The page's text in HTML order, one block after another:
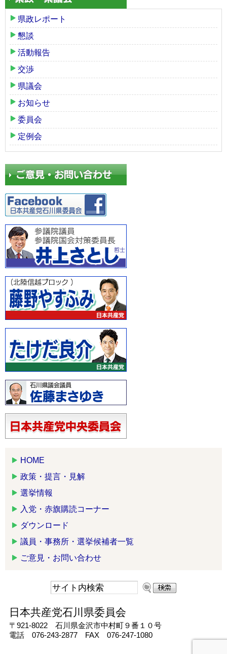
県政レポート
懇談
活動報告
交渉
県議会
お知らせ
委員会
定例会
HOME
政策・提言・見解
選挙情報
入党・赤旗購読コーナー
ダウンロード
議員・事務所・選挙候補者一覧
ご意見・お問い合わせ
日本共産党石川県委員会
〒921-8022 石川県金沢市中村町９番１０号
電話 076-243-2877 FAX 076-247-1080